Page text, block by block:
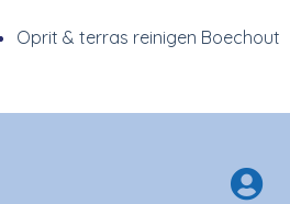
Oprit & terras reinigen Boechout